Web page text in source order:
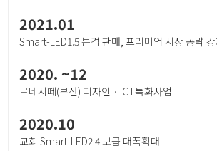
2021.01
Smart-LED1.5 본격 판매, 프리미엄 시장 공략
2020. ~12
르네시떼(부산) 디자인 · ICT특화사업
2020.10
교회 Smart-LED2.4 보급 대폭확대